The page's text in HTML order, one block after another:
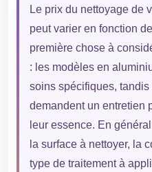
Le prix du nettoyage de
peut varier en fonction
première chose à
: les modèles en
soins spécifiques,
demandent un entretien
leur essence. En
la surface à nettoyer, la
type de traitement à